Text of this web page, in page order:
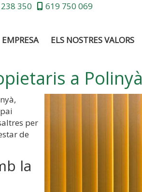
350 619 750 069
EMPRESA ELS NOSTRES VALORS
a Polinyà
per
de
la